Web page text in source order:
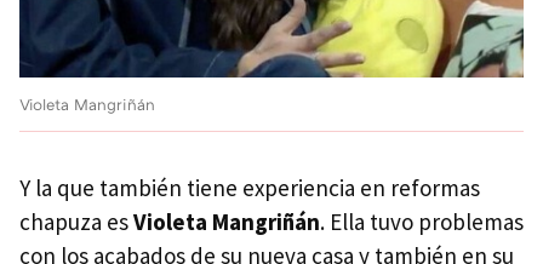
Violeta Mangriñán
Y la que también tiene experiencia en reformas
chapuza esVioleta Mangriñán. Ella tuvo problemas
con los acabados de su nueva casa y también en su